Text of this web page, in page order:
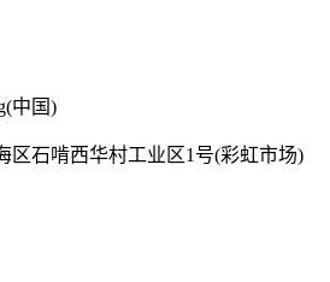
中国)
区石啃西华村工业区1号(彩虹市场)